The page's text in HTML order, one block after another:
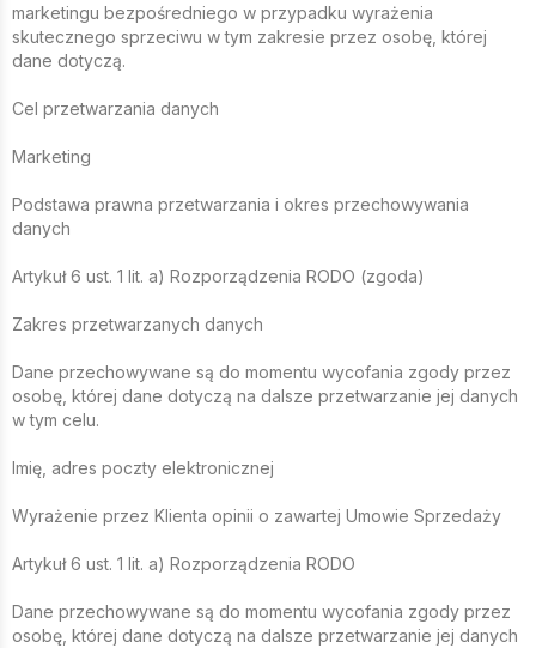
marketingu bezpośredniego w przypadku wyrażenia
skutecznego sprzeciwu w tym zakresie przez osobę, której
dane dotyczą.
Cel przetwarzania danych
Marketing
Podstawa prawna przetwarzania i okres przechowywania
danych
Artykuł 6 ust. 1 lit. a) Rozporządzenia RODO (zgoda)
Zakres przetwarzanych danych
Dane przechowywane są do momentu wycofania zgody przez
osobę, której dane dotyczą na dalsze przetwarzanie jej danych
w tym celu.
Imię, adres poczty elektronicznej
Wyrażenie przez Klienta opinii o zawartej Umowie Sprzedaży
Artykuł 6 ust. 1 lit. a) Rozporządzenia RODO
Dane przechowywane są do momentu wycofania zgody przez
osobę, której dane dotyczą na dalsze przetwarzanie jej danych